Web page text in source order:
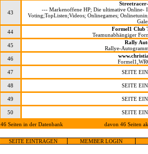
43
--- Markenoffene HP; Die ultimative Online-
Voting;TopListen;Videos; Onlinegames;
44
Formel1 Club
Teamunabhängiger
45
Rally
Rallye-
46
47
SEITE
48 SEITE
49 SEITE
50
SEITE
46 Seiten in der Datenbank
davon 46 Seiten
SEITE EINTRAGEN MEMBER LOGIN